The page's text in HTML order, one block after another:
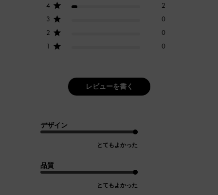
4
2
3
0
2
0
1
0
レビューを書く
デザイン
とてもよかった
品質
とてもよかった